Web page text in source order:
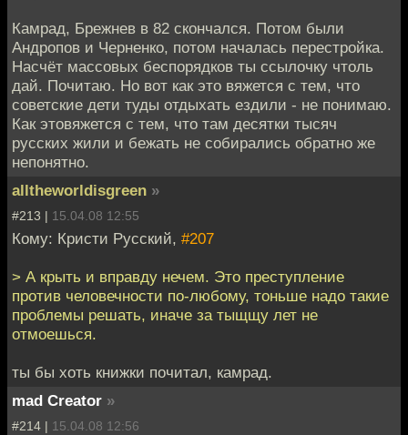
Камрад, Брежнев в 82 скончался. Потом были
Андропов и Черненко, потом началась перестройка.
Насчёт массовых беспорядков ты ссылочку чтоль
дай. Почитаю. Но вот как это вяжется с тем, что
советские дети туды отдыхать ездили - не понимаю.
Как этовяжется с тем, что там десятки тысяч
русских жили и бежать не собирались обратно же
непонятно.
alltheworldisgreen »
#213 | 15.04.08 12:55
Кому: Кристи Русский, #207
> А крыть и вправду нечем. Это преступление
против человечности по-любому, тоньше надо такие
проблемы решать, иначе за тыщщу лет не
отмоешься.
ты бы хоть книжки почитал, камрад.
mad Creator »
#214 | 15.04.08 12:56